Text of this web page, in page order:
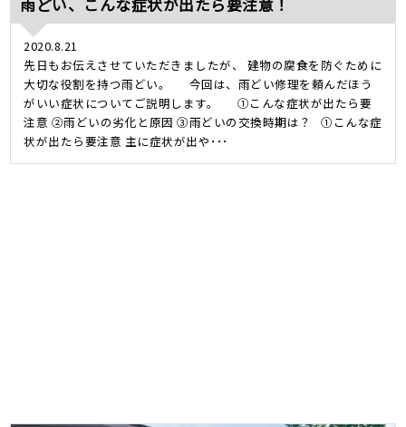
2020.8.21
先日もお伝えさせていただきましたが、 建物の腐食を防ぐために
大切な役割を持つ雨どい。 今回は、雨どい修理を頼んだほう
がいい症状についてご説明します。 ①こんな症状が出たら要
注意 ②雨どいの劣化と原因 ③雨どいの交換時期は？ ①こんな症
状が出たら要注意 主に症状が出や･･･